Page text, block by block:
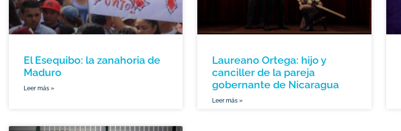
El Esequibo: la zanahoria de
Maduro
Leer más »
Laureano Ortega: hijo y
canciller de la pareja
gobernante de Nicaragua
Leer más »